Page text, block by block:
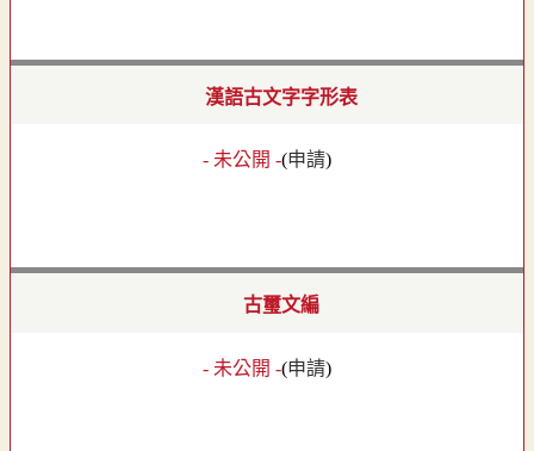
漢語古文字字形表
- 未公開 -(申請)
古璽文編
- 未公開 -(申請)